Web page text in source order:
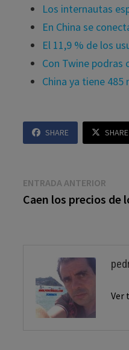
Los internautas
En China se
El 11,9 % de los
Con Twine podras
China ya tiene
SHARE SHARE
Navegación
de
ENTRADA ANTERIOR
Caen los precios
Ver